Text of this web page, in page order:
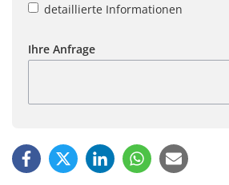
detaillierte Informationen
Ihre Anfrage